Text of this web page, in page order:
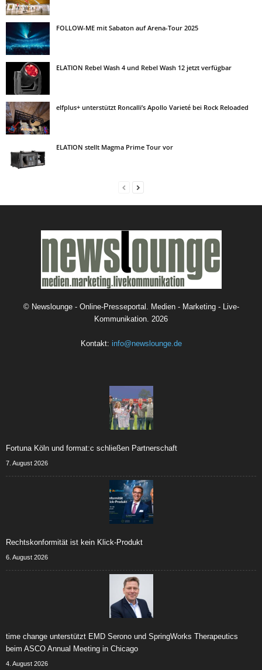
FOLLOW-ME mit Sabaton auf Arena-Tour 2025
ELATION Rebel Wash 4 und Rebel Wash 12 jetzt verfügbar
elfplus+ unterstützt Roncalli’s Apollo Varieté bei Rock Reloaded
ELATION stellt Magma Prime Tour vor
© Newslounge - Online-Presseportal. Medien - Marketing - Live-
Kommunikation. 2026
Kontakt: info@newslounge.de
Fortuna Köln und format:c schließen Partnerschaft
7. August 2026
Rechtskonformität ist kein Klick-Produkt
6. August 2026
time change unterstützt EMD Serono und SpringWorks Therapeutics
beim ASCO Annual Meeting in Chicago
4. August 2026